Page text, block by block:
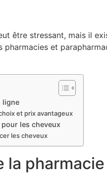
être stressant, mais il
pharmacies et
ligne
et prix avantageux
les cheveux
les cheveux
la